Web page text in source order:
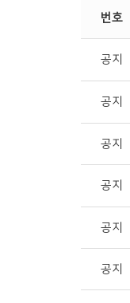
번호
공지
공지
공지
공지
공지
공지
복
커